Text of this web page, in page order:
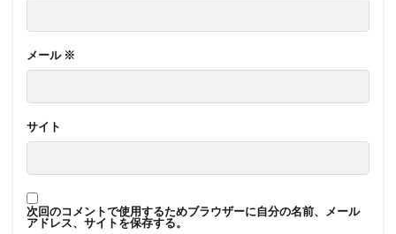
メール ※
サイト
次回のコメントで使用するためブラウザーに自分の名前、メール
アドレス、サイトを保存する。